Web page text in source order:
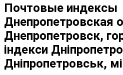
Почтовые индексы
Днепропетровская
Днепропетровск,
індекси
Дніпропетровськ,